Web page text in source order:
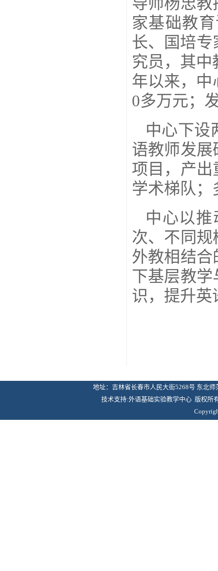
家基础教
长、国培专
究员，其中
年以来，中
0多万元；
中心下设
语教师发
项目，产
学术梯队；
中心以
次、不同
外教相结
下基层教
识，提升英
地址：吉林省长春市人民大街5268号 东北
技术支持:外语基础实验教学中心 版权所